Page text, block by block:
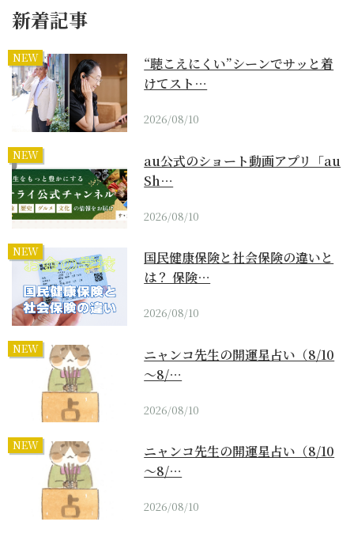
新着記事
NEW
“聴こえにくい”シーンでサッと着
けてスト…
2026/08/10
NEW
au公式のショート動画アプリ「au
Sh…
2026/08/10
NEW
国民健康保険と社会保険の違いと
は？ 保険…
2026/08/10
NEW
ニャンコ先生の開運星占い（8/10
～8/…
2026/08/10
NEW
ニャンコ先生の開運星占い（8/10
～8/…
2026/08/10